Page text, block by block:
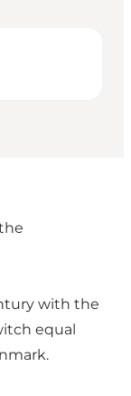
with the
equal